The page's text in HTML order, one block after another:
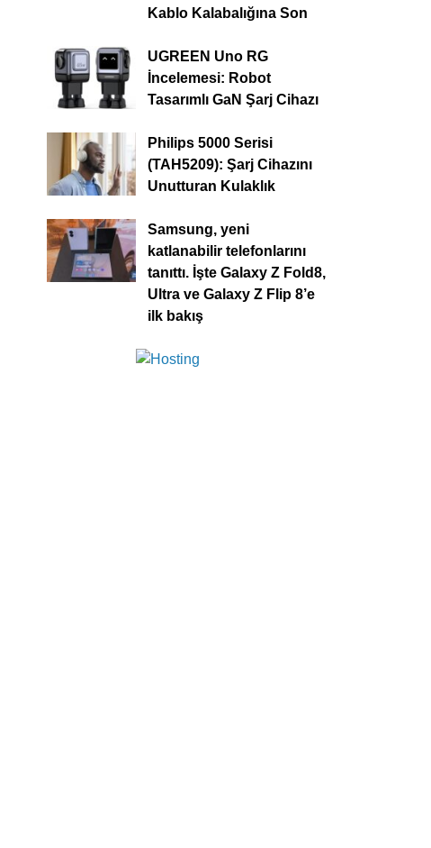
Kablo Kalabalığına Son
UGREEN Uno RG
İncelemesi: Robot
Tasarımlı GaN Şarj Cihazı
Philips 5000 Serisi
(TAH5209): Şarj Cihazını
Unutturan Kulaklık
Samsung, yeni
katlanabilir telefonlarını
tanıttı. İşte Galaxy Z Fold8,
Ultra ve Galaxy Z Flip 8’e
ilk bakış